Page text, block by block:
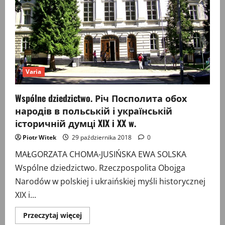
Varia
Wspólne dziedzictwo. Річ Посполита обох
народів в польській і українській
історичній думці XIX i XX w.
Piotr Witek 29 października 2018 0
MAŁGORZATA CHOMA-JUSIŃSKA EWA SOLSKA
Wspólne dziedzictwo. Rzeczpospolita Obojga
Narodów w polskiej i ukraińskiej myśli historycznej
XIX i...
Przeczytaj więcejPrzeczytaj
więcej